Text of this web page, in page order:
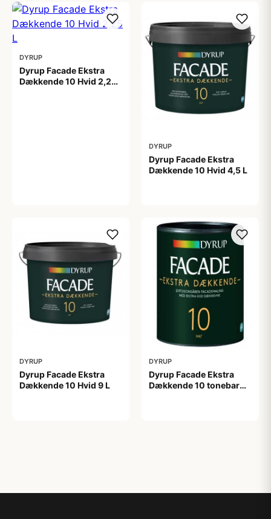
DYRUP
Dyrup Facade Ekstra
Dækkende 10 Hvid 2,25
DYRUP
Dyrup Facade Ekstra
Dækkende 10 Hvid 4,5 L
DYRUP
Dyrup Facade Ekstra
Dækkende 10 Hvid 9 L
DYRUP
Dyrup Facade Ekstra
Dækkende 10 tonebar